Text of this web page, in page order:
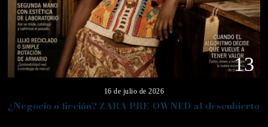
13
16 de julio de 2026
¿Negocio o ficción? ZARA PRE-OWNED al descubierto
14